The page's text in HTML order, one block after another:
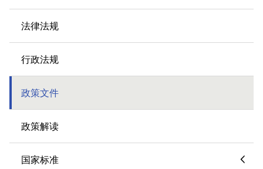
法律法规
行政法规
政策文件
政策解读
国家标准